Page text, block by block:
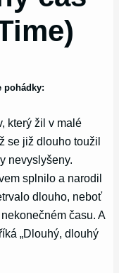
pohádky:
který žil v malé
se již dlouho toužil
nevyslyšeny.
splnilo a narodil
dlouho, neboť
času. A
„Dlouhý, dlouhý